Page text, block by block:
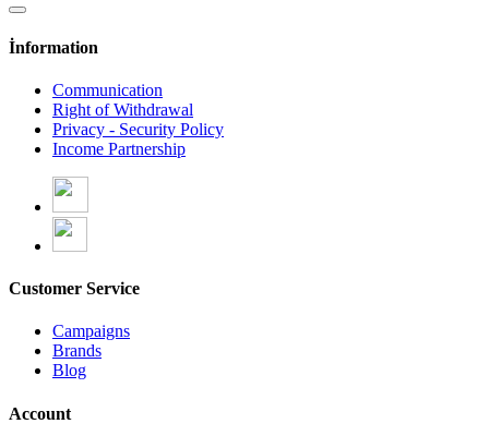
İnformation
Communication
Right of Withdrawal
Privacy - Security Policy
Income Partnership
Customer Service
Campaigns
Brands
Blog
Account